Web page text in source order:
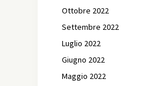
Ottobre 2022
Settembre 2022
Luglio 2022
Giugno 2022
Maggio 2022